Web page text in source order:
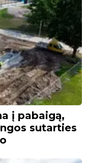
į pabaigą,
sutarties